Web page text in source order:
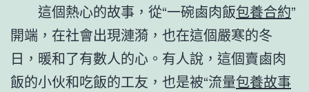
這個熱心的故事，從“一碗鹵肉飯包養合約”
開端，在社會出現漣漪，也在這個嚴寒的冬
日，暖和了有數人的心。有人說，這個賣鹵肉
飯的小伙和吃飯的工友，也是被“流量包養故事